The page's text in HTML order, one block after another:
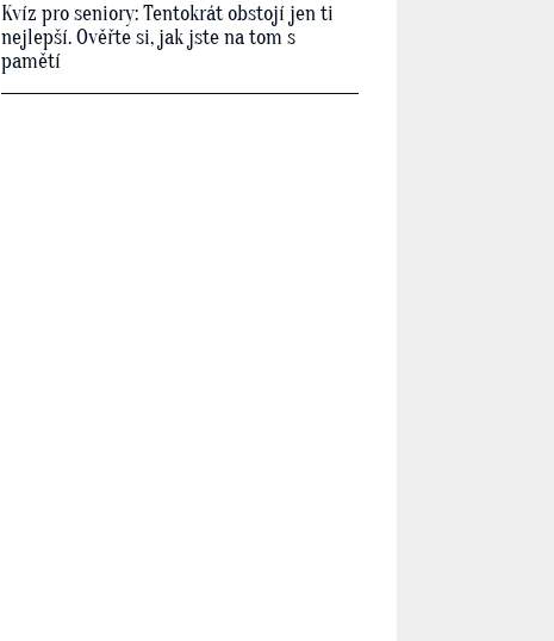
Kvíz pro seniory: Tentokrát obstojí jen ti
nejlepší. Ověřte si, jak jste na tom s
pamětí